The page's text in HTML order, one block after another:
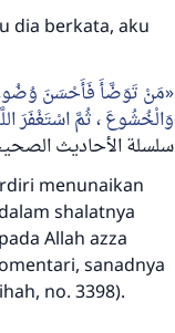
dia berkata, aku
مَنْ تَوَضَّأَ فَأَحْسَنَ
وَالْخُشُوعَ ، ثُمَّ اسْتَغْفَرَ
سلسلة الأحاديث الصحيحة،
menunaikan
shalatnya
Allah azza
sanadnya
no. 3398).